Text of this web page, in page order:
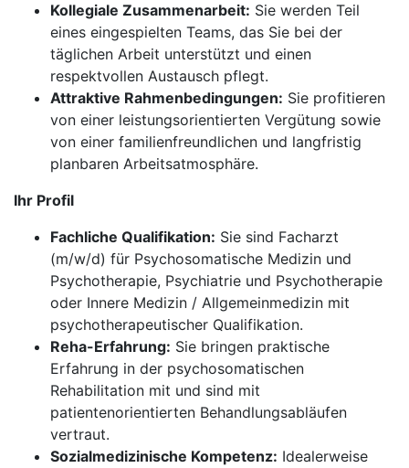
Kollegiale Zusammenarbeit: Sie werden Teil
eines eingespielten Teams, das Sie bei der
täglichen Arbeit unterstützt und einen
respektvollen Austausch pflegt.
Attraktive Rahmenbedingungen: Sie profitieren
von einer leistungsorientierten Vergütung sowie
von einer familienfreundlichen und langfristig
planbaren Arbeitsatmosphäre.
Ihr Profil
Fachliche Qualifikation: Sie sind Facharzt
(m/w/d) für Psychosomatische Medizin und
Psychotherapie, Psychiatrie und Psychotherapie
oder Innere Medizin / Allgemeinmedizin mit
psychotherapeutischer Qualifikation.
Reha-Erfahrung: Sie bringen praktische
Erfahrung in der psychosomatischen
Rehabilitation mit und sind mit
patientenorientierten Behandlungsabläufen
vertraut.
Sozialmedizinische Kompetenz: Idealerweise